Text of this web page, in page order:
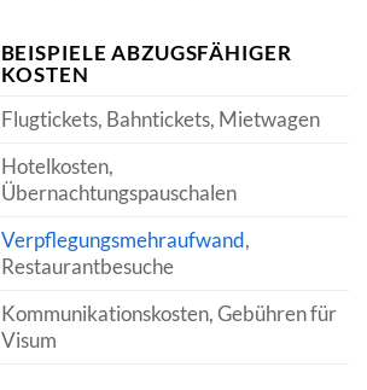
BEISPIELE ABZUGSFÄHIGER
KOSTEN
Flugtickets, Bahntickets, Mietwagen
Hotelkosten,
Übernachtungspauschalen
Verpflegungsmehraufwand,
Restaurantbesuche
Kommunikationskosten, Gebühren für
Visum